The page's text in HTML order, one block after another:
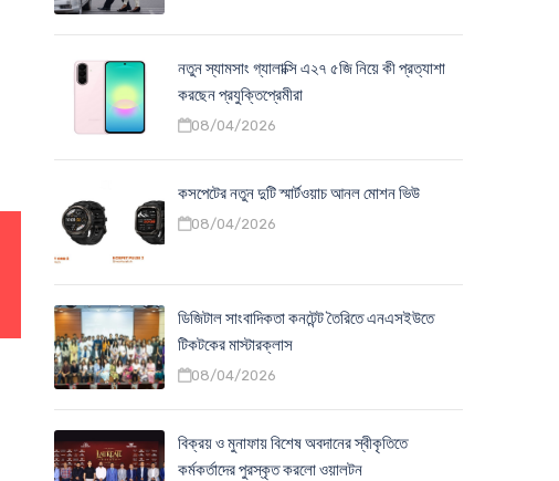
নতুন স্যামসাং গ্যালাক্সি এ২৭ ৫জি নিয়ে কী প্রত্যাশা
করছেন প্রযুক্তিপ্রেমীরা
08/04/2026
কসপেটের নতুন দুটি স্মার্টওয়াচ আনল মোশন ভিউ
08/04/2026
ডিজিটাল সাংবাদিকতা কনটেন্ট তৈরিতে এনএসইউতে
টিকটকের মাস্টারক্লাস
08/04/2026
বিক্রয় ও মুনাফায় বিশেষ অবদানের স্বীকৃতিতে
কর্মকর্তাদের পুরস্কৃত করলো ওয়ালটন